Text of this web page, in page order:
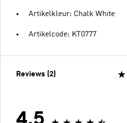
Artikelkleur: Chalk White
Artikelcode: KT0777
Reviews (2)